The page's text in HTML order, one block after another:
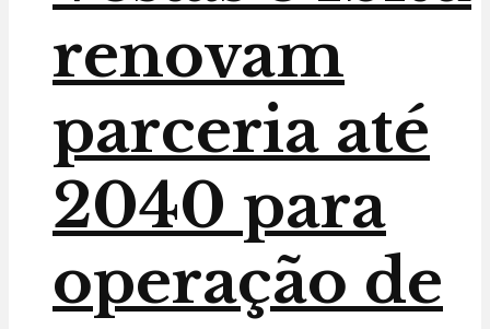
renovam
parceria até
2040 para
operação de